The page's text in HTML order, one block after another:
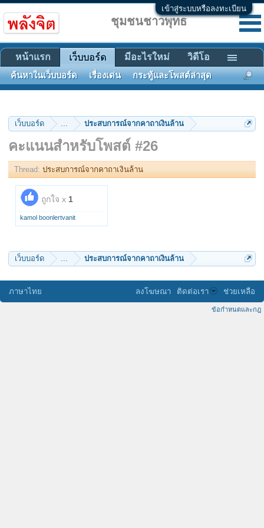
เข้าสู่ระบบหรือลงทะเบียน
เว็บบอร์ด ... ประสบการณ์จากคาถาเงินล้าน
คะแนนสำหรับโพสต์ #26
Thread: ประสบการณ์จากคาถาเงินล้าน
ถูกใจ x 1
kamol boonlertvanit
เว็บบอร์ด ... ประสบการณ์จากคาถาเงินล้าน
ชุมชนชาวพุทธ
หน้าแรก เว็บบอร์ด
ค้นหาในเว็บบอร์ด เรื่องเด่น กระทู้และโพสต์ล่าสุด
มีอะไรใหม่ วิดีโอ
ภาษาไทย ลงโฆษณา ติดต่อเรา ช่วยเหลือ
ข้อกำหนดและกฎ